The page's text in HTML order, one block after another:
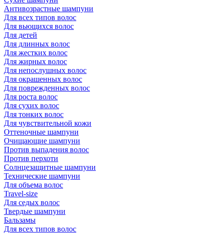
Антивозрастные шампуни
Для всех типов волос
Для вьющихся волос
Для детей
Для длинных волос
Для жестких волос
Для жирных волос
Для непослушных волос
Для окрашенных волос
Для поврежденных волос
Для роста волос
Для сухих волос
Для тонких волос
Для чувствительной кожи
Оттеночные шампуни
Очищающие шампуни
Против выпадения волос
Против перхоти
Солнцезащитные шампуни
Технические шампуни
Для объема волос
Travel-size
Для седых волос
Твердые шампуни
Бальзамы
Для всех типов волос